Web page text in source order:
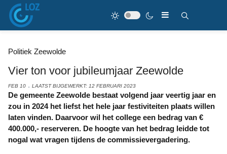
Politiek Zeewolde
Vier ton voor jubileumjaar Zeewolde
FEB 10 LAATST BIJGEWERKT: 12 FEBRUARI 2023
De gemeente Zeewolde bestaat volgend jaar veertig jaar en
zou in 2024 het liefst het hele jaar festiviteiten plaats willen
laten vinden. Daarvoor wil het college een bedrag van €
400.000,- reserveren. De hoogte van het bedrag leidde tot
nogal wat vragen tijdens de commissievergadering.